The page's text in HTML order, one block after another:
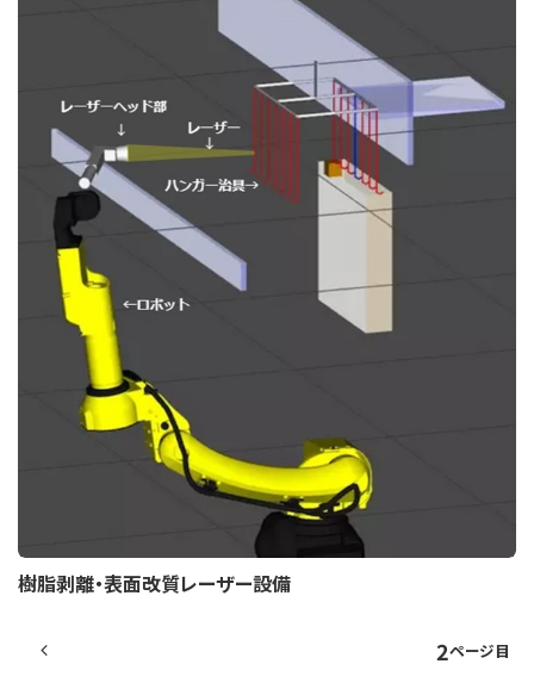
樹脂剥離・表面改質レーザー設備
2